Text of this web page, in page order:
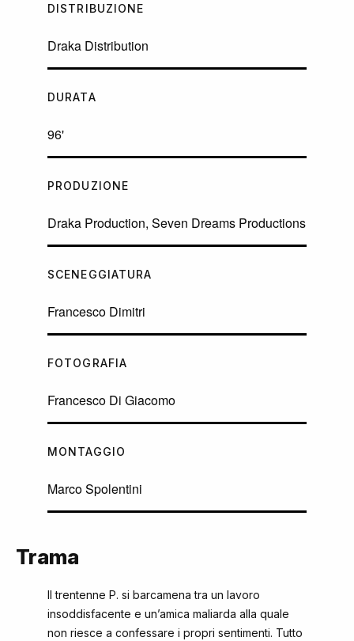
DISTRIBUZIONE
Draka Distribution
DURATA
96'
PRODUZIONE
Draka Production, Seven Dreams Productions
SCENEGGIATURA
Francesco Dimitri
FOTOGRAFIA
Francesco Di Giacomo
MONTAGGIO
Marco Spolentini
Trama
Il trentenne P. si barcamena tra un lavoro
insoddisfacente e un’amica maliarda alla quale
non riesce a confessare i propri sentimenti. Tutto